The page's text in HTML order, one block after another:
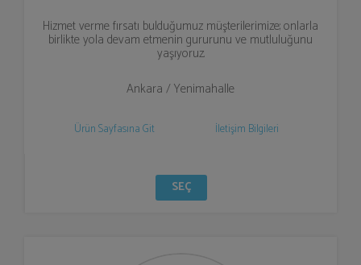
Hizmet verme fırsatı bulduğumuz müşterilerimize; onlarla
birlikte yola devam etmenin gururunu ve mutluluğunu
yaşıyoruz.
Ankara / Yenimahalle
Ürün Sayfasına Git İletişim Bilgileri
SEÇ